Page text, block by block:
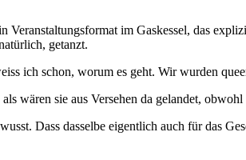
im Gaskessel, das
getanzt.
ich schon, worum es geht. Wir wurden
wären sie aus Versehen da gelandet,
Dass dasselbe eigentlich auch für das